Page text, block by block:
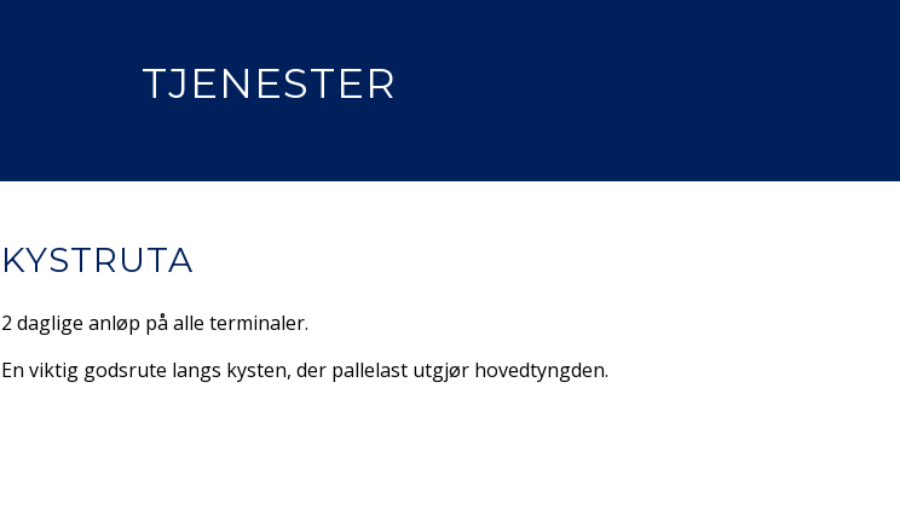
TJENESTER
KYSTRUTA
2 daglige anløp på alle terminaler.
En viktig godsrute langs kysten, der pallelast utgjør hovedtyngden.